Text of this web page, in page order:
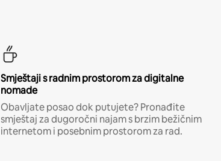
Smještaji s radnim prostorom za digitalne
nomade
Obavljate posao dok putujete? Pronađite
smještaj za dugoročni najam s brzim bežičnim
internetom i posebnim prostorom za rad.